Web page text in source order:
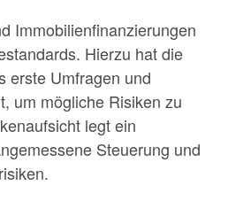
Immo­bilienfinanzierungen
Hierzu hat die
erste Umfragen und
um mögliche Risiken zu
legt ein
Steuerung und